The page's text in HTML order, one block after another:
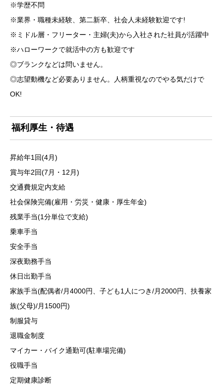
※学歴不問
※業界・職種未経験、第二新卒、社会人未経験歓迎です!
※ミドル層・フリーター・主婦(夫)から入社された社員が活躍中
※ハローワークで就活中の方も歓迎です
◎ブランクなどは問いません。
◎志望動機など必要ありません。人柄重視なのでやる気だけで
OK!
福利厚生・待遇
昇給年1回(4月)
賞与年2回(7月・12月)
交通費規定内支給
社会保険完備(雇用・労災・健康・厚生年金)
残業手当(1分単位で支給)
乗車手当
安全手当
深夜勤務手当
休日出勤手当
家族手当(配偶者/月4000円、子ども1人につき/月2000円、扶養家
族(父母)/月1500円)
制服貸与
退職金制度
マイカー・バイク通勤可(駐車場完備)
役職手当
定期健康診断